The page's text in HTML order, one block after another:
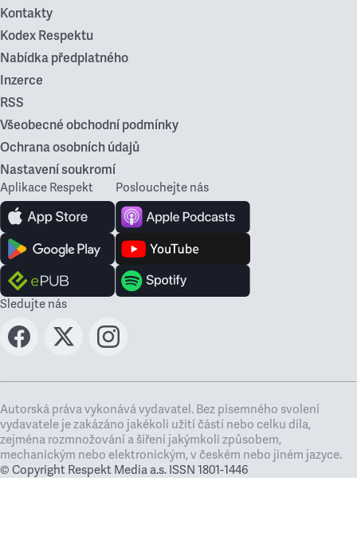
Kontakty
Kodex Respektu
Nabídka předplatného
Inzerce
RSS
Všeobecné obchodní podmínky
Ochrana osobních údajů
Nastavení soukromí
Aplikace Respekt Poslouchejte nás
Sledujte nás
Autorská práva vykonává vydavatel. Bez písemného svolení
vydavatele je zakázáno jakékoli užití částí nebo celku díla,
zejména rozmnožování a šíření jakýmkoli způsobem,
mechanickým nebo elektronickým, v českém nebo jiném jazyce.
© Copyright Respekt Media a.s. ISSN 1801-1446